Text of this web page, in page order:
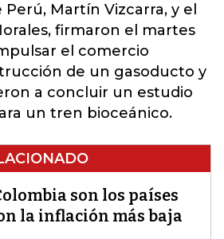
Martín Vizcarra, y el
firmaron el martes
el comercio
de un gasoducto y
a concluir un estudio
un tren bioceánico.
son los países
la inflación más baja